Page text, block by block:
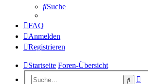
Suche
FAQ
Anmelden
Registrieren
Startseite Foren-Übersicht
Suche